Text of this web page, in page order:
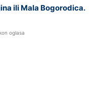
ili Mala Bogorodica.
oglasa